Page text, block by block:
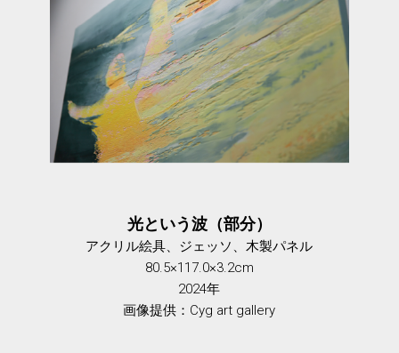
光という波（部分）
アクリル絵具、ジェッソ、木製パネル
80.5×117.0×3.2cm
2024年
画像提供：Cyg art gallery